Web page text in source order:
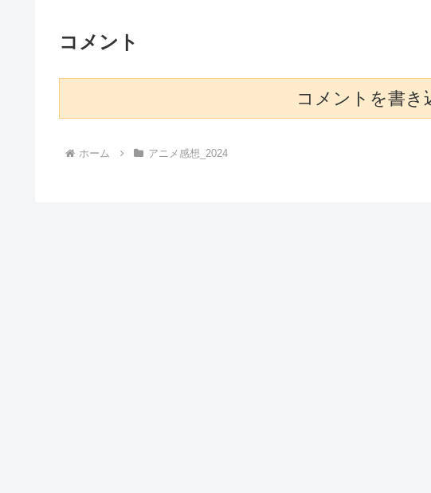
コメント
コメントを書き
ホーム アニメ感想_2024